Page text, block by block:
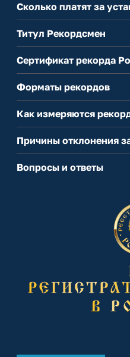
Сколько платят за
Титул Рекордсмен
Сертификат рекорда
Форматы рекордов
Как измеряются
Причины отклонения
Вопросы и ответы